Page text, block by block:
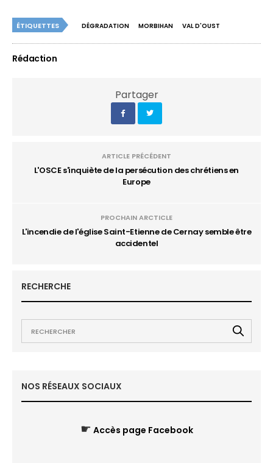
ÉTIQUETTES DÉGRADATION MORBIHAN VAL D'OUST
Rédaction
Partager
ARTICLE PRÉCÉDENT
L'OSCE s'inquiète de la persécution des chrétiens en
Europe
PROCHAIN ARCTICLE
L'incendie de l'église Saint-Etienne de Cernay semble être
accidentel
RECHERCHE
NOS RÉSEAUX SOCIAUX
☛ Accès page Facebook